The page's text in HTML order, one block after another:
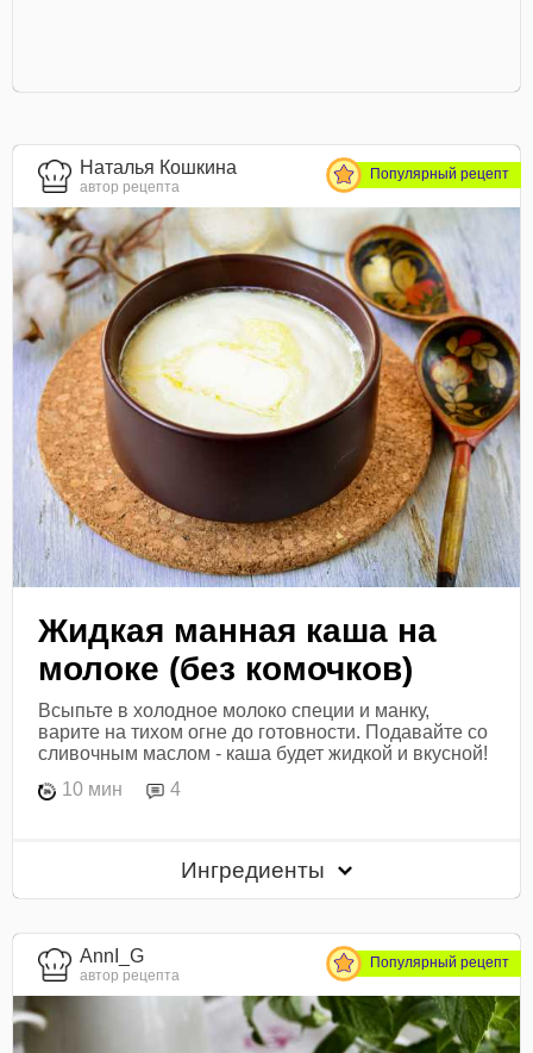
Наталья Кошкина
автор рецепта
Популярный рецепт
Жидкая манная каша на
молоке (без комочков)
Всыпьте в холодное молоко специи и манку,
варите на тихом огне до готовности. Подавайте со
сливочным маслом - каша будет жидкой и вкусной!
10 мин
4
Ингредиенты
AnnI_G
автор рецепта
Популярный рецепт